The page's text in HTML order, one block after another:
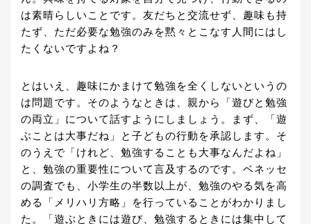
は素晴らしいことです。友だちと交流せず、趣味も持
たず、ただ必要な勉強のみを黙々とこなす人間にはし
たくないですよね？
とはいえ、趣味にかまけて勉強を全くしないというの
は問題です。そのようなときは、親から「遊びと勉強
の両立」について話すようにしましょう。まず、「遊
ぶことは大事だね」と子どもの行動を承認します。そ
のうえで「けれど、勉強することも大事なんだよね」
と、勉強の重要性について言及するのです。ベネッセ
の調査でも、小学生の半数以上が、勉強のやる気を高
める「メリハリ方略」を行っていることがわかりまし
た。「遊ぶときには遊び、勉強するときには集中して